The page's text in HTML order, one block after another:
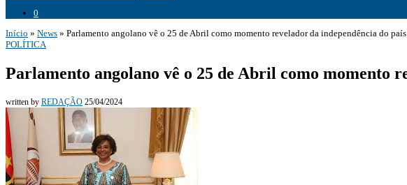
0
Início » News » Parlamento angolano vê o 25 de Abril como momento revelador da independência do país
POLÍTICA
Parlamento angolano vê o 25 de Abril como momento
written by REDAÇÃO 25/04/2024